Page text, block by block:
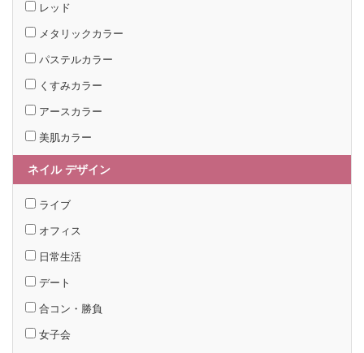
レッド
メタリックカラー
パステルカラー
くすみカラー
アースカラー
美肌カラー
ネイル デザイン
ライブ
オフィス
日常生活
デート
合コン・勝負
女子会